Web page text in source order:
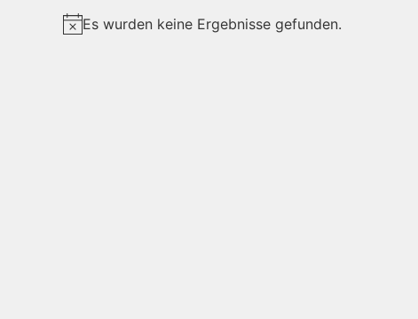
Hinweis
Es wurden keine Ergebnisse gefunden.